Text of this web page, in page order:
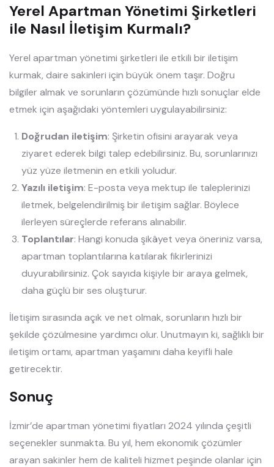
Yerel Apartman Yönetimi Şirketleri
ile Nasıl İletişim Kurmalı?
Yerel apartman yönetimi şirketleri ile etkili bir iletişim
kurmak, daire sakinleri için büyük önem taşır. Doğru
bilgiler almak ve sorunların çözümünde hızlı sonuçlar elde
etmek için aşağıdaki yöntemleri uygulayabilirsiniz:
Doğrudan iletişim: Şirketin ofisini arayarak veya
ziyaret ederek bilgi talep edebilirsiniz. Bu, sorunlarınızı
yüz yüze iletmenin en etkili yoludur.
Yazılı iletişim: E-posta veya mektup ile taleplerinizi
iletmek, belgelendirilmiş bir iletişim sağlar. Böylece
ilerleyen süreçlerde referans alınabilir.
Toplantılar: Hangi konuda şikâyet veya öneriniz varsa,
apartman toplantılarına katılarak fikirlerinizi
duyurabilirsiniz. Çok sayıda kişiyle bir araya gelmek,
daha güçlü bir ses oluşturur.
İletişim sırasında açık ve net olmak, sorunların hızlı bir
şekilde çözülmesine yardımcı olur. Unutmayın ki, sağlıklı bir
iletişim ortamı, apartman yaşamını daha keyifli hale
getirecektir.
Sonuç
İzmir’de apartman yönetimi fiyatları 2024 yılında çeşitli
seçenekler sunmakta. Bu yıl, hem ekonomik çözümler
arayan sakinler hem de kaliteli hizmet peşinde olanlar için